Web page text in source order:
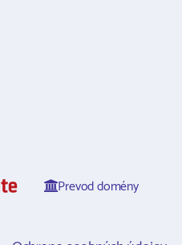
Prevod domény